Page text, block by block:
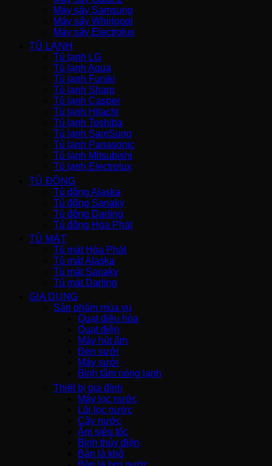
Máy sấy Samsung
Máy sấy Whirlpool
Máy sấy Electrolux
TỦ LẠNH
Tủ lạnh LG
Tủ lạnh Aqua
Tủ lạnh Funiki
Tủ lạnh Sharp
Tủ lạnh Casper
Tủ lạnh Hitachi
Tủ lạnh Toshiba
Tủ lạnh SamSung
Tủ lạnh Panasonic
Tủ lạnh Mitsubishi
Tủ lạnh Electrolux
TỦ ĐÔNG
Tủ đông Alaska
Tủ đông Sanaky
Tủ đông Darling
Tủ đông Hòa Phát
TỦ MÁT
Tủ mát Hòa Phát
Tủ mát Alaska
Tủ mát Sanaky
Tủ mát Darling
GIA DỤNG
Sản phẩm mùa vụ
Quạt điều hòa
Quạt điện
Máy hút ẩm
Đèn sưởi
Máy sưởi
Bình tắm nóng lạnh
Thiết bị gia đình
Máy lọc nước
Lõi lọc nước
Cây nước
Ấm siêu tốc
Bình thủy điện
Bàn là khô